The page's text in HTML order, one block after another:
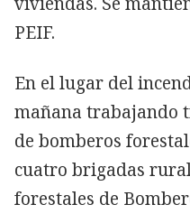
PEIF.
En el lugar del
mañana trabajando
de bomberos
cuatro brigadas
forestales de